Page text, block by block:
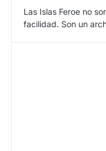
Las Islas Feroe no
facilidad. Son un